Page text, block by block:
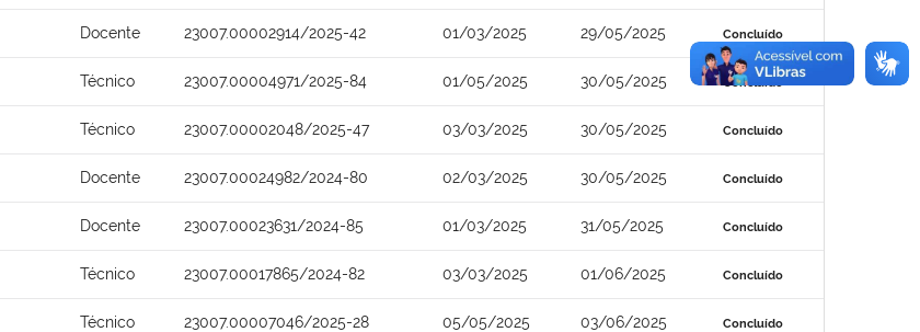
Docente 23007.00002914/2025-42 01/03/2025 29/05/2025 Concluído
Técnico 23007.00004971/2025-84 01/05/2025 30/05/2025 Concluído
Técnico 23007.00002048/2025-47 03/03/2025 30/05/2025 Concluído
Docente 23007.00024982/2024-80 02/03/2025 30/05/2025 Concluído
Docente 23007.00023631/2024-85 01/03/2025 31/05/2025 Concluído
Técnico 23007.00017865/2024-82 03/03/2025 01/06/2025 Concluído
Técnico 23007.00007046/2025-28 05/05/2025 03/06/2025 Concluído